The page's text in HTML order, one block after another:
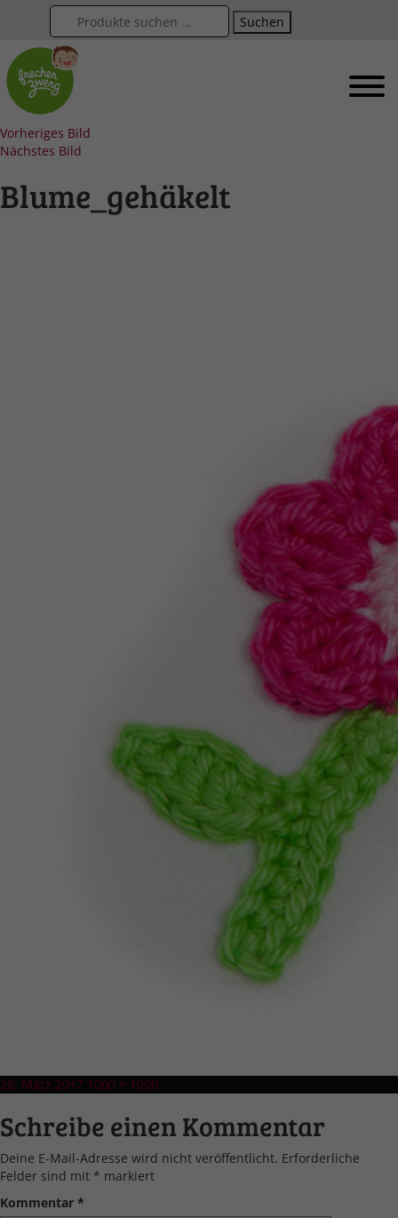
Suchen
Vorheriges Bild
Nächstes Bild
Blume_gehäkelt
Veröffentlicht
28. März 2017 Volle
1000 × 1000
Schreibe einen Kommentar
Deine E-Mail-Adresse wird nicht veröffentlicht. Erforderliche
Felder sind mit * markiert
Kommentar *